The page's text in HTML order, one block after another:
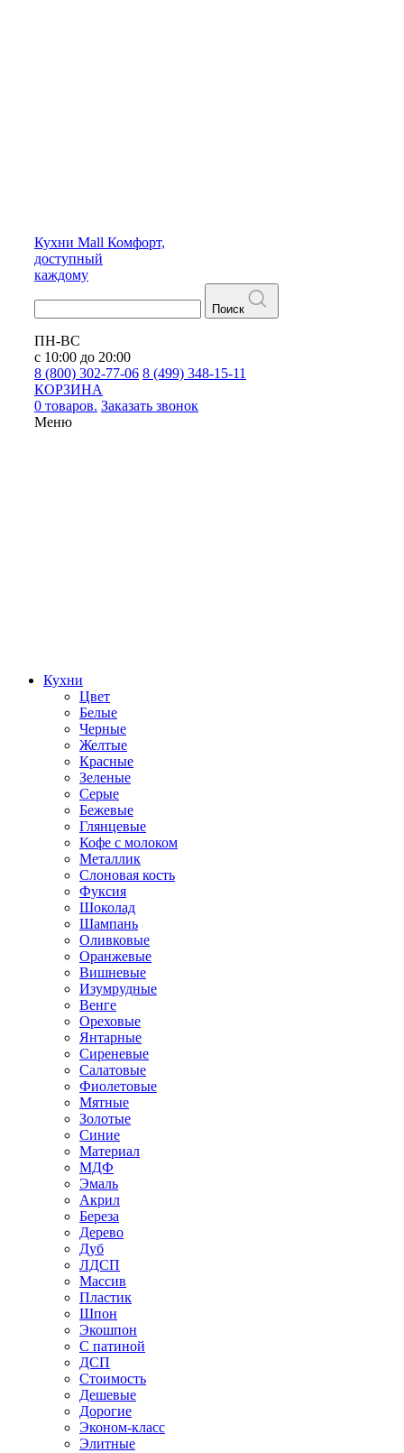
Кухни Mall Комфорт,
доступный
каждому
Поиск
ПН-ВС
с 10:00 до 20:00
8 (800) 302-77-06 8 (499) 348-15-11
КОРЗИНА
0 товаров. Заказать звонок
Меню
Кухни
Цвет
Белые
Черные
Желтые
Красные
Зеленые
Серые
Бежевые
Глянцевые
Кофе с молоком
Металлик
Слоновая кость
Фуксия
Шоколад
Шампань
Оливковые
Оранжевые
Вишневые
Изумрудные
Венге
Ореховые
Янтарные
Сиреневые
Салатовые
Фиолетовые
Мятные
Золотые
Синие
Материал
МДФ
Эмаль
Акрил
Береза
Дерево
Дуб
ЛДСП
Массив
Пластик
Шпон
Экошпон
С патиной
ДСП
Стоимость
Дешевые
Дорогие
Эконом-класс
Элитные